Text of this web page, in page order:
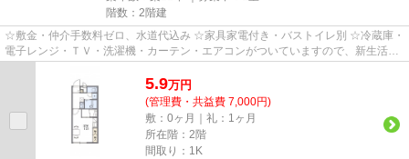
階数：2階建
☆敷金・仲介手数料ゼロ、水道代込み ☆家具家電付き・バストイレ別 ☆冷蔵庫・
電子レンジ・ＴＶ・洗濯機・カーテン・エアコンがついていますので、新生活が
5.9万円
(管理費・共益費 7,000円)
敷：0ヶ月｜礼：1ヶ月
所在階：2階
間取り：1K